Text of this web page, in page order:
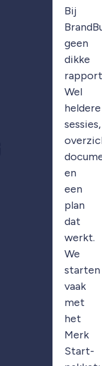
Bij
geen
dikke
Wel
heldere
sessies,
en
een
plan
dat
werkt.
We
starten
vaak
met
het
Merk
Start-